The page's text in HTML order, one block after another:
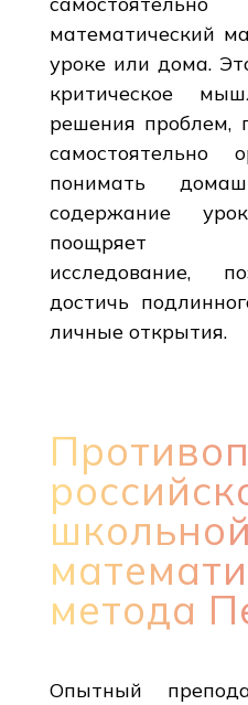
математический
уроке или дома.
критическое
решения проблем,
самостоятельно
понимать
содержание
поощряет
исследование,
достичь
личные открытия.
школьной
метода
Опытный